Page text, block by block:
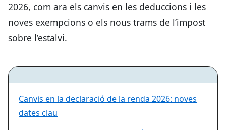
2026, com ara els canvis en les deduccions i les
noves exempcions o els nous trams de l’impost
sobre l’estalvi.
Canvis en la declaració de la renda 2026: noves
dates clau